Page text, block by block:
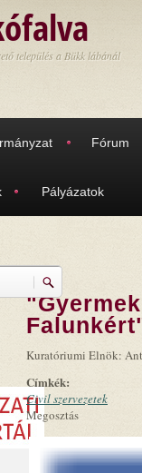
település a Bükk lábánál
Fórum
Pályázatok
Kuratóriumi Elnök:
Címkék:
Civil szervezetek
Megosztás